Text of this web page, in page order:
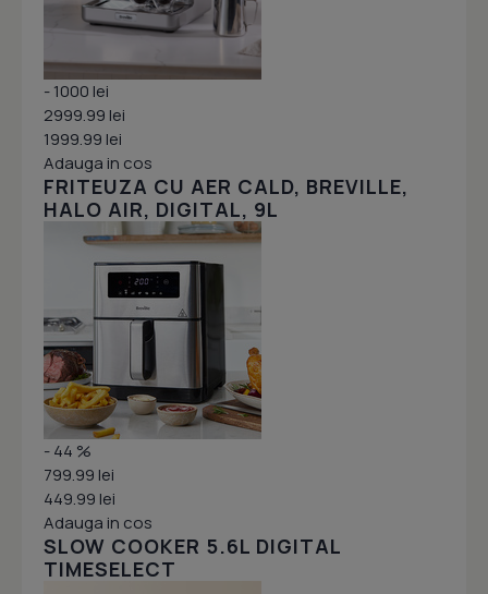
- 1000 lei
2999.99 lei
1999.99 lei
Adauga in cos
FRITEUZA CU AER CALD, BREVILLE,
HALO AIR, DIGITAL, 9L
- 44 %
799.99 lei
449.99 lei
Adauga in cos
SLOW COOKER 5.6L DIGITAL
TIMESELECT